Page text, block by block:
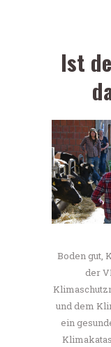
Ist
Boden gut,
der
und dem
ein